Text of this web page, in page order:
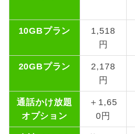
10GBプラン
1,518
円
20GBプラン
2,178
円
通話かけ放題
オプション
＋1,65
0円